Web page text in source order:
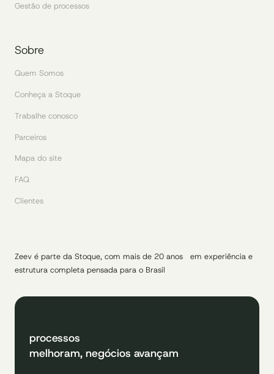
Gestão de processos
Sobre
Quem Somos
Conheça a Stoque
Trabalhe conosco
Parceiros
Mapa do site
FAQ
Clientes
Zeev é parte da Stoque, com mais de 20 anos em experiência e
estrutura completa pensada para o Brasil
processos
melhoram, negócios avançam